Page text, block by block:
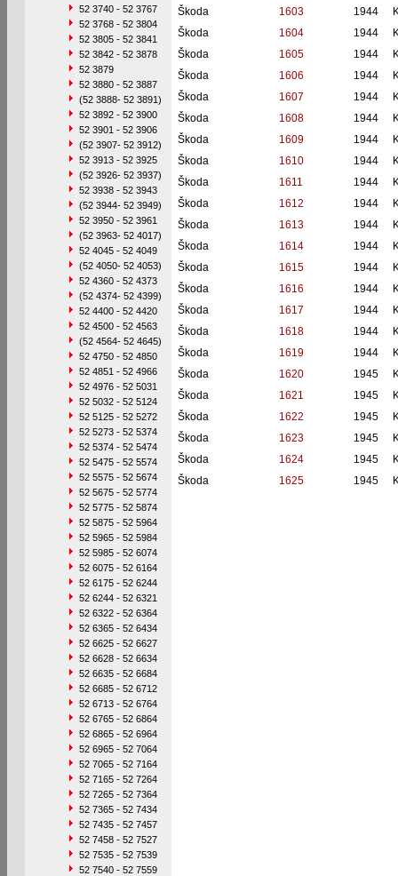
52 3740 - 52 3767
52 3768 - 52 3804
52 3805 - 52 3841
52 3842 - 52 3878
52 3879
52 3880 - 52 3887
(52 3888- 52 3891)
52 3892 - 52 3900
52 3901 - 52 3906
(52 3907- 52 3912)
52 3913 - 52 3925
(52 3926- 52 3937)
52 3938 - 52 3943
(52 3944- 52 3949)
52 3950 - 52 3961
(52 3963- 52 4017)
52 4045 - 52 4049
(52 4050- 52 4053)
52 4360 - 52 4373
(52 4374- 52 4399)
52 4400 - 52 4420
52 4500 - 52 4563
(52 4564- 52 4645)
52 4750 - 52 4850
52 4851 - 52 4966
52 4976 - 52 5031
52 5032 - 52 5124
52 5125 - 52 5272
52 5273 - 52 5374
52 5374 - 52 5474
52 5475 - 52 5574
52 5575 - 52 5674
52 5675 - 52 5774
52 5775 - 52 5874
52 5875 - 52 5964
52 5965 - 52 5984
52 5985 - 52 6074
52 6075 - 52 6164
52 6175 - 52 6244
52 6244 - 52 6321
52 6322 - 52 6364
52 6365 - 52 6434
52 6625 - 52 6627
52 6628 - 52 6634
52 6635 - 52 6684
52 6685 - 52 6712
52 6713 - 52 6764
52 6765 - 52 6864
52 6865 - 52 6964
52 6965 - 52 7064
52 7065 - 52 7164
52 7165 - 52 7264
52 7265 - 52 7364
52 7365 - 52 7434
52 7435 - 52 7457
52 7458 - 52 7527
52 7535 - 52 7539
52 7540 - 52 7559
Škoda
1603 1944
Škoda
1604 1944
Škoda
1605 1944
Škoda
1606 1944
Škoda
1607 1944
Škoda
1608 1944
Škoda
1609 1944
Škoda
1610 1944
Škoda
1611 1944
Škoda
1612 1944
Škoda
1613 1944
Škoda
1614 1944
Škoda
1615 1944
Škoda
1616 1944
Škoda
1617 1944
Škoda
1618 1944
Škoda
1619 1944
Škoda
1620 1945
Škoda
1621 1945
Škoda
1622 1945
Škoda
1623 1945
Škoda
1624 1945
Škoda
1625 1945